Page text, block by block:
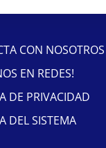
CON NOSOTROS
EN REDES!
DE PRIVACIDAD
DEL SISTEMA